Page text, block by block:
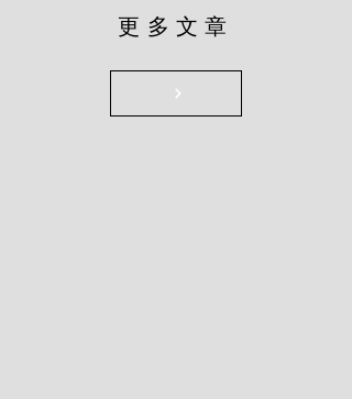
更多文章